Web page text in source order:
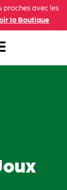
proches avec les
la Boutique